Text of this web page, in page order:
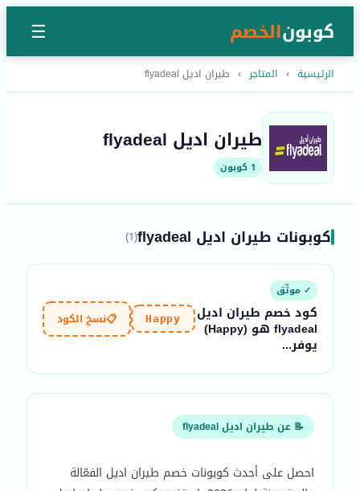
كوبونالخصم ☰
الرئيسية › المتاجر › طيران اديل flyadeal
طيران اديل flyadeal
1 كوبون
كوبونات طيران اديل flyadeal (1)
✓ موثّق
كود خصم طيران اديل
flyadeal هو (Happy)
يوفر...
Happy
📋نسخ الكود
📝 عن طيران اديل flyadeal
احصل على أحدث كوبونات خصم طيران اديل الفعّالة